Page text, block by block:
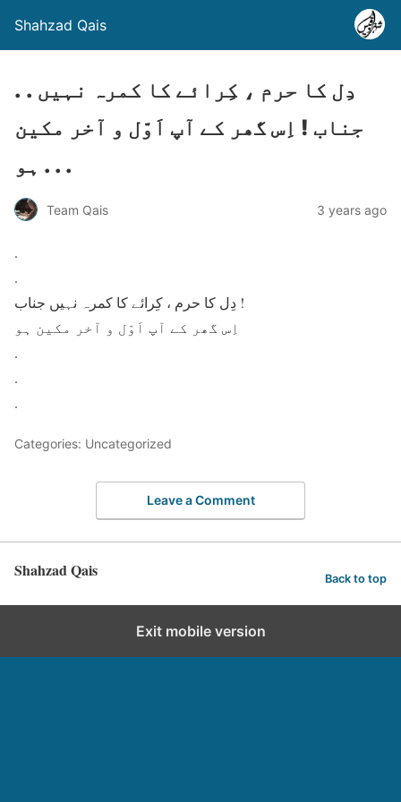
Shahzad Qais
. . دِل کا حرم ، کِرائے کا کمرہ نہیں
جناب ! اِس گھر کے آپ اَوّل و آخر مکین
ہو . . .
Team Qais 3 years ago
.
.
دِل کا حرم ، کِرائے کا کمرہ نہیں جناب !
اِس گھر کے آپ اَوّل و آخر مکین ہو
.
.
.
Categories: Uncategorized
Leave a Comment
Shahzad Qais Back to top
Exit mobile version